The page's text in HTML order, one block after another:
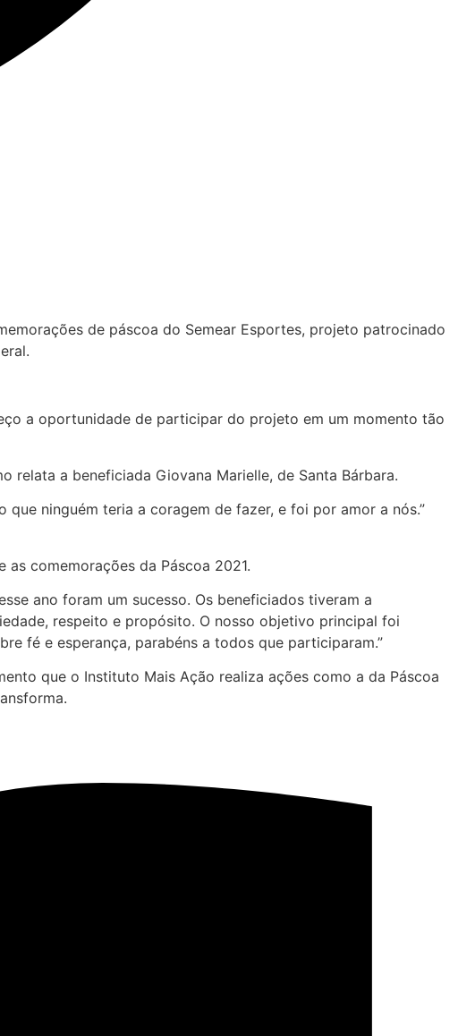
de páscoa do Semear Esportes, projeto patrocinado
a oportunidade de participar do projeto em um momento tão
relata a beneficiada Giovana Marielle, de Santa Bárbara.
ninguém teria a coragem de fazer, e foi por amor a nós.”
comemorações da Páscoa 2021.
ano foram um sucesso. Os beneficiados tiveram a
respeito e propósito. O nosso objetivo principal foi
fé e esperança, parabéns a todos que participaram.”
que o Instituto Mais Ação realiza ações como a da Páscoa